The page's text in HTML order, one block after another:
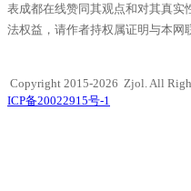
表成都在线赞同其观点和对其真实
法权益，请作者持权属证明与本网
Copyright 2015-2026 Zjol. All
ICP备20022915号-1